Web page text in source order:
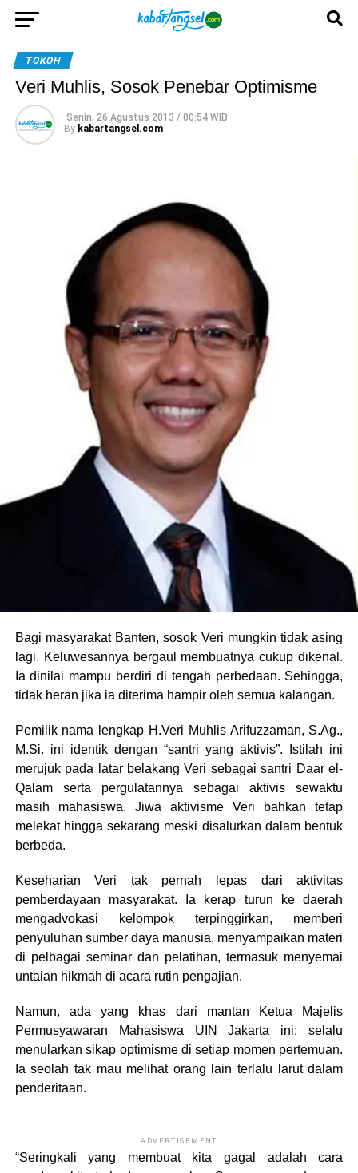
TOKOH
Veri Muhlis, Sosok Penebar Optimisme
Senin, 26 Agustus 2013 / 00:54 WIB
By kabartangsel.com
Bagi masyarakat Banten, sosok Veri mungkin tidak asing
lagi. Keluwesannya bergaul membuatnya cukup dikenal.
Ia dinilai mampu berdiri di tengah perbedaan. Sehingga,
tidak heran jika ia diterima hampir oleh semua kalangan.
Pemilik nama lengkap H.Veri Muhlis Arifuzzaman, S.Ag.,
M.Si. ini identik dengan “santri yang aktivis”. Istilah ini
merujuk pada latar belakang Veri sebagai santri Daar el-
Qalam serta pergulatannya sebagai aktivis sewaktu
masih mahasiswa. Jiwa aktivisme Veri bahkan tetap
melekat hingga sekarang meski disalurkan dalam bentuk
berbeda.
Keseharian Veri tak pernah lepas dari aktivitas
pemberdayaan masyarakat. Ia kerap turun ke daerah
mengadvokasi kelompok terpinggirkan, memberi
penyuluhan sumber daya manusia, menyampaikan materi
di pelbagai seminar dan pelatihan, termasuk menyemai
untaian hikmah di acara rutin pengajian.
Namun, ada yang khas dari mantan Ketua Majelis
Permusyawaran Mahasiswa UIN Jakarta ini: selalu
menularkan sikap optimisme di setiap momen pertemuan.
Ia seolah tak mau melihat orang lain terlalu larut dalam
penderitaan.
ADVERTISEMENT
“Seringkali yang membuat kita gagal adalah cara